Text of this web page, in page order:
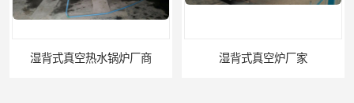
湿背式真空炉厂家 燃气真空锅炉厂商